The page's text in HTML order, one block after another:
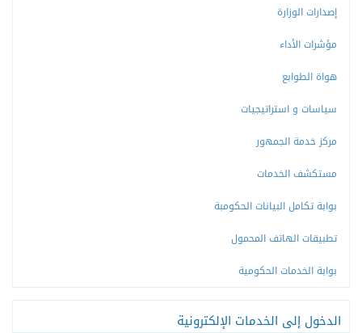
إصدارات الوزارة
مؤشرات الأداء
هواة الطوابع
سياسات و استراتيجيات
مركز خدمة الجمهور
مستكشف الخدمات
بوابة تكامل البيانات الحكومبة
تطبيقات الهاتف المحمول
بوابة الخدمات الحكومية
الدخول إلى الخدمات الإلكترونية